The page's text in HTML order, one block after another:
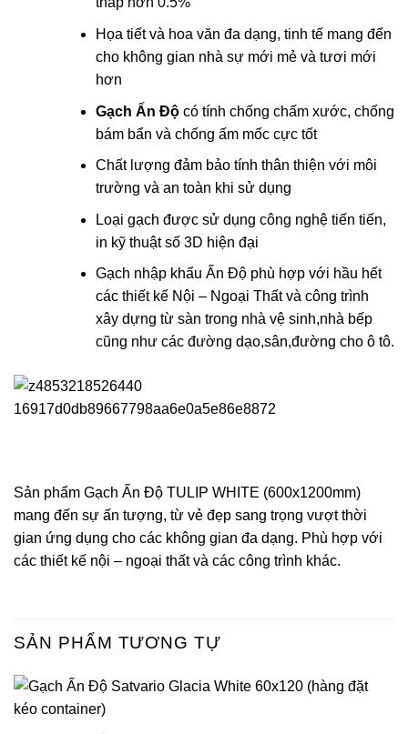
Họa tiết và hoa văn đa dạng, tinh tế mang đến
cho không gian nhà sự mới mẻ và tươi mới
hơn
Gạch Ấn Độcó tính chống chấm xước, chống
bám bẩn và chống ấm mốc cực tốt
Chất lượng đảm bảo tính thân thiện với môi
trường và an toàn khi sử dụng
Loại gạch được sử dụng công nghệ tiến tiến,
in kỹ thuật số 3D hiện đại
Gạch nhập khẩu Ấn Độ phù hợp với hầu hết
các thiết kế Nội – Ngoại Thất và công trình
xây dựng từ sàn trong nhà vệ sinh,nhà bếp
cũng như các đường dạo,sân,đường cho ô tô.
Sản phẩm Gạch Ấn Độ TULIP WHITE (600x1200mm)
mang đến sự ấn tượng, từ vẻ đẹp sang trọng vượt thời
gian ứng dụng cho các không gian đa dạng. Phù hợp với
các thiết kế nội – ngoại thất và các công trình khác.
SẢN PHẨM TƯƠNG TỰ